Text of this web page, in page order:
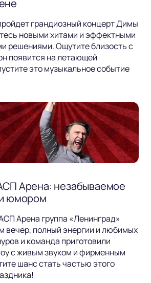
грандиозный концерт Димы
новыми хитами и эффектными
решениями. Ощутите близость с
появится на летающей
это музыкальное событие
Арена: незабываемое
юмором
Арена группа «Ленинград»
вечер, полный энергии и любимых
и команда приготовили
с живым звуком и фирменным
шанс стать частью этого